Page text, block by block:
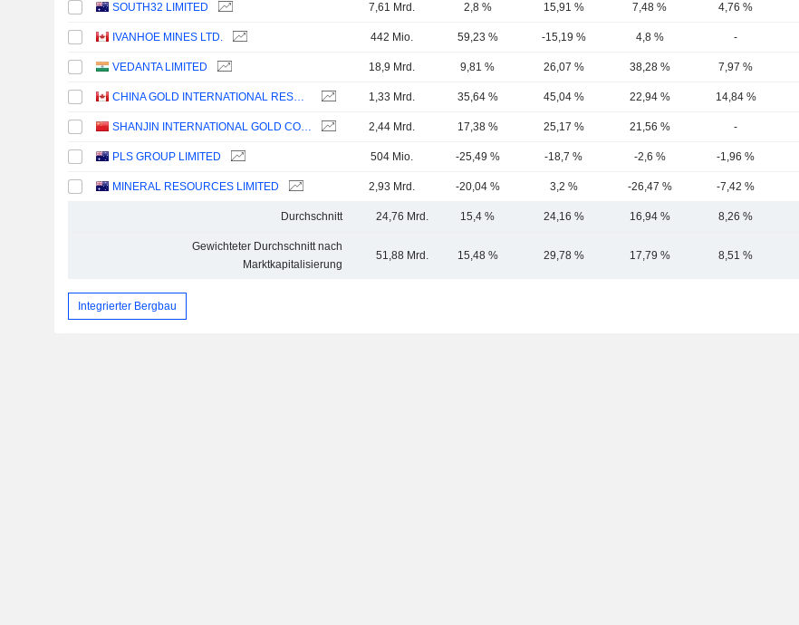
SOUTH32 LIMITED 7,61 Mrd. 2,8 % 15,91 % 7,48 % 4,76 %
IVANHOE MINES LTD. 442 Mio. 59,23 % -15,19 % 4,8 % -
VEDANTA LIMITED 18,9 Mrd. 9,81 % 26,07 % 38,28 % 7,97 %
CHINA GOLD INTERNATIONAL RESOURCES CORP. LTD. 1,33 Mrd. 35,64 % 45,04 % 22,94 % 14,84 %
SHANJIN INTERNATIONAL GOLD CO., LTD. 2,44 Mrd. 17,38 % 25,17 % 21,56 % -
PLS GROUP LIMITED 504 Mio. -25,49 % -18,7 % -2,6 % -1,96 %
MINERAL RESOURCES LIMITED 2,93 Mrd. -20,04 % 3,2 % -26,47 % -7,42 %
Durchschnitt 24,76 Mrd. 15,4 % 24,16 % 16,94 % 8,26 %
Gewichteter Durchschnitt nach
Marktkapitalisierung
51,88 Mrd. 15,48 % 29,78 % 17,79 % 8,51 %
Integrierter Bergbau